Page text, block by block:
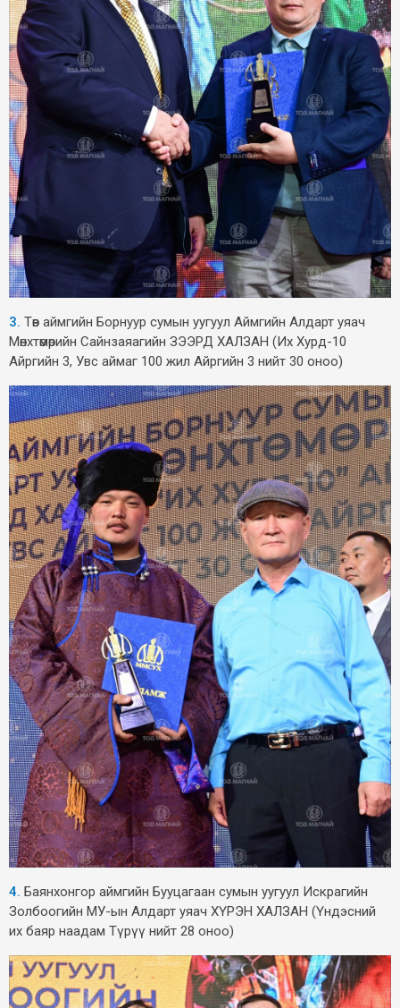
3. Төв аймгийн Борнуур сумын уугуул Аймгийн Алдарт уяач
Мөнхтөмөрийн Сайнзаяагийн ЗЭЭРД ХАЛЗАН (Их Хурд-10
Айргийн 3, Увс аймаг 100 жил Айргийн 3 нийт 30 оноо)
4. Баянхонгор аймгийн Бууцагаан сумын уугуул Искрагийн
Золбоогийн МУ-ын Алдарт уяач ХҮРЭН ХАЛЗАН (Үндэсний
их баяр наадам Түрүү нийт 28 оноо)